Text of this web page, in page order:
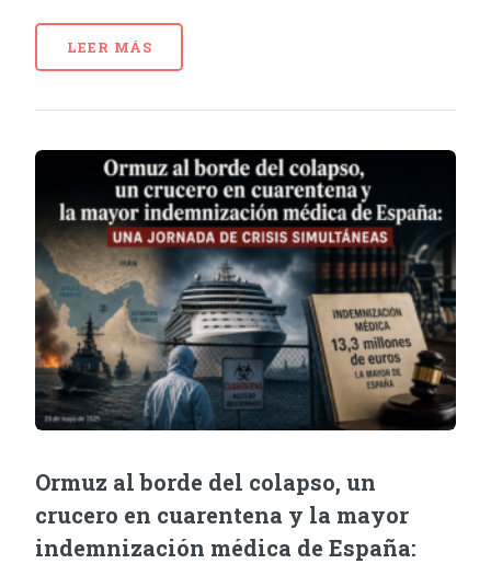
LEER MÁS
Ormuz al borde del colapso, un
crucero en cuarentena y la mayor
indemnización médica de España: